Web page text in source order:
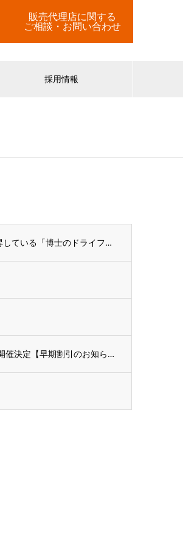
販売代理店に関する
ご相談・お問い合わせ
採用情報
イスラム教徒のハーラル、ユダヤ教徒のコーシャの認定を取得している「博士のドライフルーツ...
「スウェデンティスト認定講習会2025」東大伊藤ホールにて開催決定【早期割引のお知らせ...